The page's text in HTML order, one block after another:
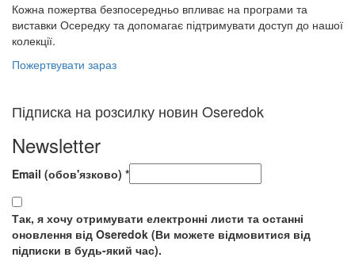
Кожна пожертва безпосередньо впливає на програми та
виставки Осередку та допомагає підтримувати доступ до нашої
колекції.
Пожертвувати зараз
Підписка на розсилку новин Oseredok
Newsletter
Email (обов'язково) *
Так, я хочу отримувати електронні листи та останні
оновлення від Oseredok (Ви можете відмовитися від
підписки в будь-який час).